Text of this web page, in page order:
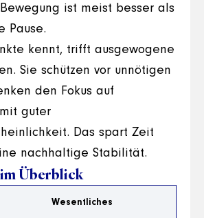
ist meist besser als
Pause.
kennt, trifft ausgewogene
Sie schützen vor unnötigen
den Fokus auf
guter
Das spart Zeit
nachhaltige Stabilität.
Überblick
Wesentliches